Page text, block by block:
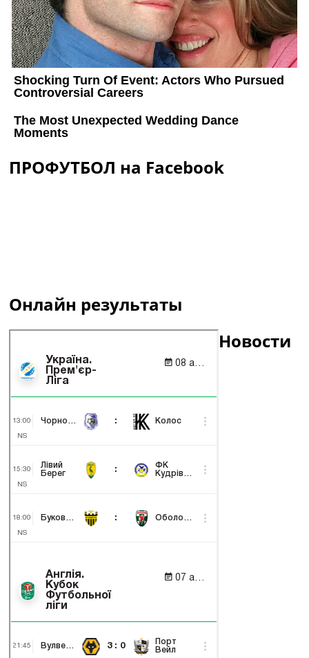
ПРОФУТБОЛ на Facebook
Онлайн результаты
Новости